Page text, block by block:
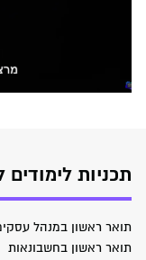
תכניות
תואר ראשון במנהל
תואר ראשון בחשבונאות